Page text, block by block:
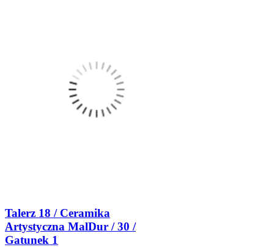
Talerz 18 / Ceramika
Artystyczna MalDur / 30 /
Gatunek 1